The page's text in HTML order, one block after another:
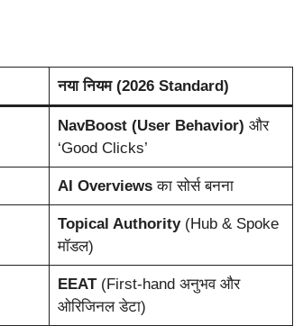
नया नियम (2026 Standard)
NavBoost (User Behavior) और
‘Good Clicks’
AI Overviewsका सोर्स बनना
Topical Authority(Hub & Spoke
मॉडल)
EEAT(First-hand अनुभव और
ओरिजिनल डेटा)